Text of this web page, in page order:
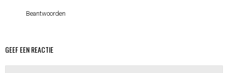
Beantwoorden
GEEF EEN REACTIE